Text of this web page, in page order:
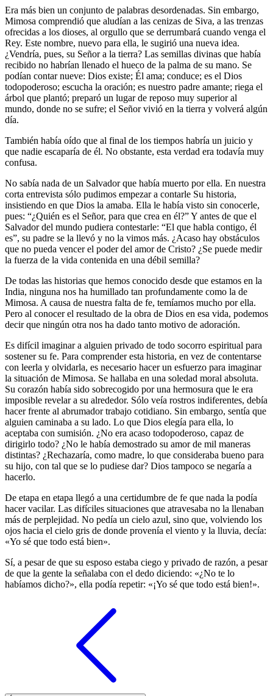
Era más bien un conjunto de palabras desordenadas. Sin embargo,
Mimosa comprendió que aludían a las cenizas de Siva, a las trenzas
ofrecidas a los dioses, al orgullo que se derrumbará cuando venga el
Rey. Este nombre, nuevo para ella, le sugirió una nueva idea.
¿Vendría, pues, su Señor a la tierra? Las semillas divinas que había
recibido no habrían llenado el hueco de la palma de su mano. Se
podían contar nueve: Dios existe; Él ama; conduce; es el Dios
todopoderoso; escucha la oración; es nuestro padre amante; riega el
árbol que plantó; preparó un lugar de reposo muy superior al
mundo, donde no se sufre; el Señor vivió en la tierra y volverá algún
día.
También había oído que al final de los tiempos habría un juicio y
que nadie escaparía de él. No obstante, esta verdad era todavía muy
confusa.
No sabía nada de un Salvador que había muerto por ella. En nuestra
corta entrevista sólo pudimos empezar a contarle Su historia,
insistiendo en que Dios la amaba. Ella le había visto sin conocerle,
pues: “¿Quién es el Señor, para que crea en él?” Y antes de que el
Salvador del mundo pudiera contestarle: “El que habla contigo, él
es”, su padre se la llevó y no la vimos más. ¿Acaso hay obstáculos
que no pueda vencer el poder del amor de Cristo? ¿Se puede medir
la fuerza de la vida contenida en una débil semilla?
De todas las historias que hemos conocido desde que estamos en la
India, ninguna nos ha humillado tan profundamente como la de
Mimosa. A causa de nuestra falta de fe, temíamos mucho por ella.
Pero al conocer el resultado de la obra de Dios en esa vida, podemos
decir que ningún otra nos ha dado tanto motivo de adoración.
Es difícil imaginar a alguien privado de todo socorro espiritual para
sostener su fe. Para comprender esta historia, en vez de contentarse
con leerla y olvidarla, es necesario hacer un esfuerzo para imaginar
la situación de Mimosa. Se hallaba en una soledad moral absoluta.
Su corazón había sido sobrecogido por una hermosura que le era
imposible revelar a su alrededor. Sólo veía rostros indiferentes, debía
hacer frente al abrumador trabajo cotidiano. Sin embargo, sentía que
alguien caminaba a su lado. Lo que Dios elegía para ella, lo
aceptaba con sumisión. ¿No era acaso todopoderoso, capaz de
dirigirlo todo? ¿No le había demostrado su amor de mil maneras
distintas? ¿Rechazaría, como madre, lo que consideraba bueno para
su hijo, con tal que se lo pudiese dar? Dios tampoco se negaría a
hacerlo.
De etapa en etapa llegó a una certidumbre de fe que nada la podía
hacer vacilar. Las difíciles situaciones que atravesaba no la llenaban
más de perplejidad. No pedía un cielo azul, sino que, volviendo los
ojos hacia el cielo gris de donde provenía el viento y la lluvia, decía:
«Yo sé que todo está bien».
Sí, a pesar de que su esposo estaba ciego y privado de razón, a pesar
de que la gente la señalaba con el dedo diciendo: «¿No te lo
habíamos dicho?», ella podía repetir: «¡Yo sé que todo está bien!».